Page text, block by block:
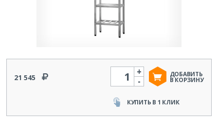
21 545
Количество
-
+ ДОБАВИТЬ
В КОРЗИНУ
КУПИТЬ В 1 КЛИК